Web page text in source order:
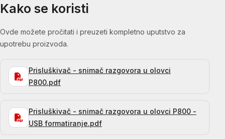
Kako se koristi
Ovde možete pročitati i preuzeti kompletno uputstvo za
upotrebu proizvoda.
Prisluškivač - snimač razgovora u olovci
P800.pdf
Prisluškivač - snimač razgovora u olovci P800 -
USB formatiranje.pdf